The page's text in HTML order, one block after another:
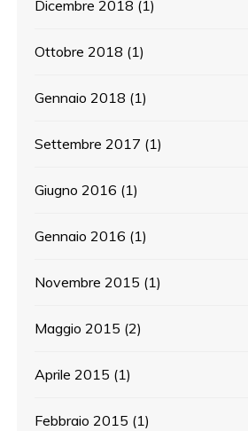
Dicembre 2018 (1)
Ottobre 2018 (1)
Gennaio 2018 (1)
Settembre 2017 (1)
Giugno 2016 (1)
Gennaio 2016 (1)
Novembre 2015 (1)
Maggio 2015 (2)
Aprile 2015 (1)
Febbraio 2015 (1)